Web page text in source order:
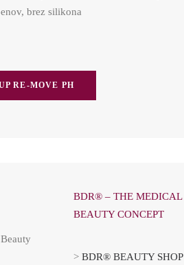
brez silikona
RE-MOVE PH
BDR® – THE MEDICAL
BEAUTY CONCEPT
> BDR® BEAUTY SHOP